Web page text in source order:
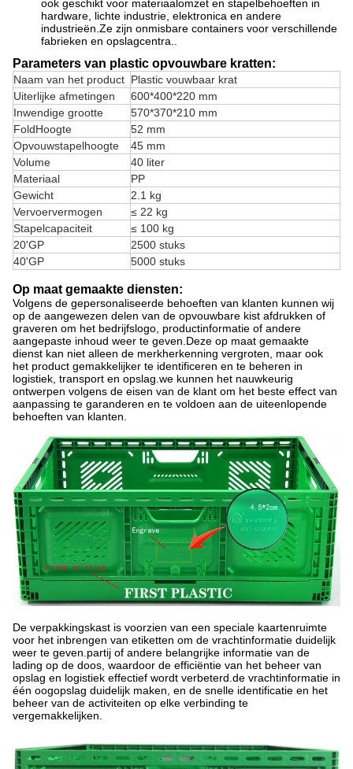
ook geschikt voor materiaalomzet en stapelbehoeften in
hardware, lichte industrie, elektronica en andere
industrieën.Ze zijn onmisbare containers voor verschillende
fabrieken en opslagcentra..
Parameters van plastic opvouwbare kratten:
Naam van het product Plastic vouwbaar krat
Uiterlijke afmetingen
600*400*220 mm
Inwendige grootte
570*370*210 mm
FoldHoogte
52 mm
Opvouwstapelhoogte
45 mm
Volume
40 liter
Materiaal
PP
Gewicht
2.1 kg
Vervoervermogen
≤ 22 kg
Stapelcapaciteit
≤ 100 kg
20'GP
2500 stuks
40'GP
5000 stuks
Op maat gemaakte diensten:
Volgens de gepersonaliseerde behoeften van klanten kunnen wij
op de aangewezen delen van de opvouwbare kist afdrukken of
graveren om het bedrijfslogo, productinformatie of andere
aangepaste inhoud weer te geven.Deze op maat gemaakte
dienst kan niet alleen de merkherkenning vergroten, maar ook
het product gemakkelijker te identificeren en te beheren in
logistiek, transport en opslag.we kunnen het nauwkeurig
ontwerpen volgens de eisen van de klant om het beste effect van
aanpassing te garanderen en te voldoen aan de uiteenlopende
behoeften van klanten.
De verpakkingskast is voorzien van een speciale kaartenruimte
voor het inbrengen van etiketten om de vrachtinformatie duidelijk
weer te geven.partij of andere belangrijke informatie van de
lading op de doos, waardoor de efficiëntie van het beheer van
opslag en logistiek effectief wordt verbeterd.de vrachtinformatie in
één oogopslag duidelijk maken, en de snelle identificatie en het
beheer van de activiteiten op elke verbinding te
vergemakkelijken.